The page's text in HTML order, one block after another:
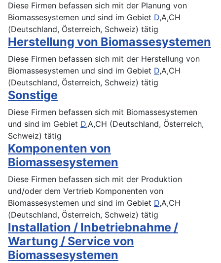
Diese Firmen befassen sich mit der Planung von
Biomassesystemen und sind im Gebiet D,A,CH
(Deutschland, Österreich, Schweiz) tätig
Herstellung von Biomassesystemen
Diese Firmen befassen sich mit der Herstellung von
Biomassesystemen und sind im Gebiet D,A,CH
(Deutschland, Österreich, Schweiz) tätig
Sonstige
Diese Firmen befassen sich mit Biomassesystemen
und sind im Gebiet D,A,CH (Deutschland, Österreich,
Schweiz) tätig
Komponenten von
Biomassesystemen
Diese Firmen befassen sich mit der Produktion
und/oder dem Vertrieb Komponenten von
Biomassesystemen und sind im Gebiet D,A,CH
(Deutschland, Österreich, Schweiz) tätig
Installation / Inbetriebnahme /
Wartung / Service von
Biomassesystemen